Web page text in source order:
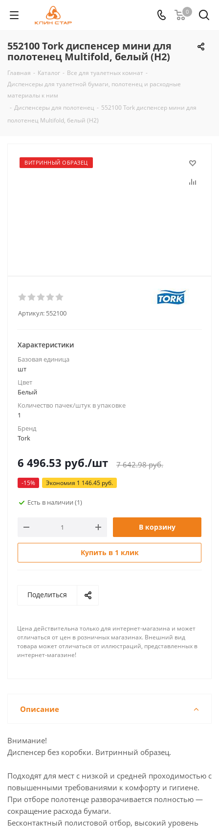
0
552100 Tork диспенсер мини для
полотенец Multifold, белый (H2)
Главная - Каталог - Все для туалетных комнат -
Диспенсеры для туалетной бумаги, полотенец и расходные
материалы к ним
- Диспенсеры для полотенец - 552100 Tork диспенсер мини для
полотенец Multifold, белый (H2)
ВИТРИННЫЙ ОБРАЗЕЦ
Артикул: 552100
Характеристики
Базовая единица
шт
Цвет
Белый
Количество пачек/штук в упаковке
1
Бренд
Tork
6 496.53 руб./шт 7 642.98руб.
-15% Экономия 1 146.45 руб.
Есть в наличии (1)
В корзину
Купить в 1 клик
Поделиться
Цена действительна только для интернет-магазина и может
отличаться от цен в розничных магазинах. Внешний вид
товара может отличаться от иллюстраций, представленных в
интернет-магазине!
Описание
Внимание!
Диспенсер без коробки. Витринный образец.
Подходят для мест с низкой и средней проходимостью с
повышенными требованиями к комфорту и гигиене.
При отборе полотенце разворачивается полностью —
сокращение расхода бумаги.
Бесконтактный полистовой отбор, высокий уровень